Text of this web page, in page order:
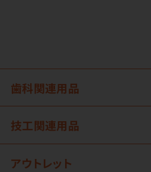
歯科関連用品
技工関連用品
アウトレット